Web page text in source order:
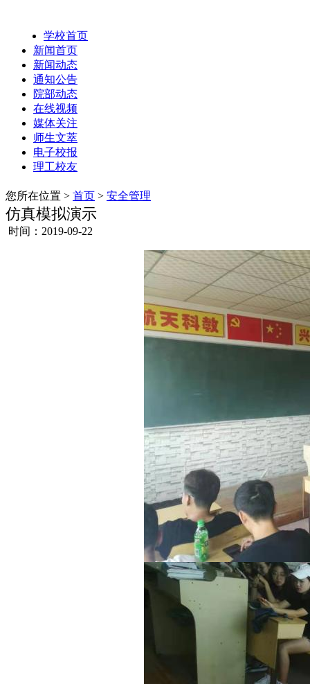
学校首页
新闻首页
新闻动态
通知公告
院部动态
在线视频
媒体关注
师生文萃
电子校报
理工校友
您所在位置 > 首页 > 安全管理
仿真模拟演示
时间：2019-09-22